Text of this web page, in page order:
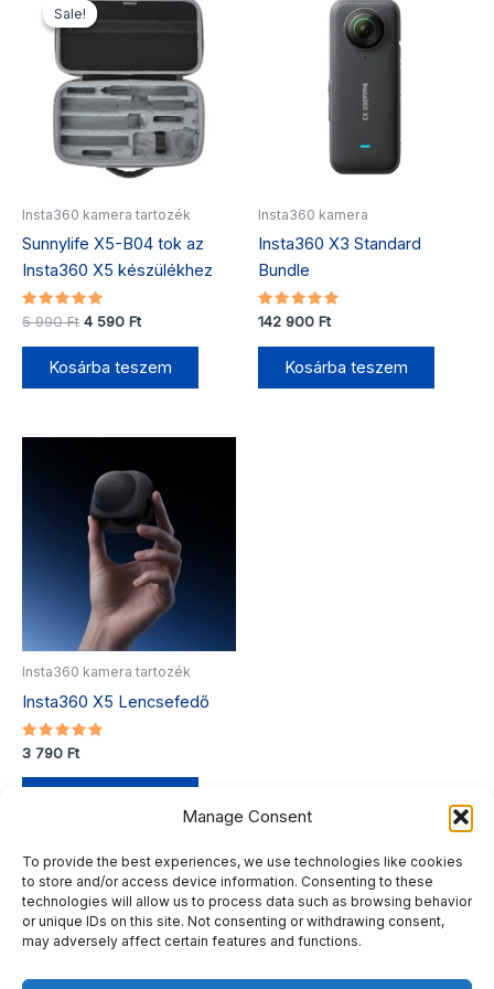
Manage Consent
To provide the best experiences, we use technologies like cookies
to store and/or access device information. Consenting to these
technologies will allow us to process data such as browsing behavior
or unique IDs on this site. Not consenting or withdrawing consent,
may adversely affect certain features and functions.
Sale!
Sale!
Insta360 kamera tartozék
Sunnylife X5-B04 tok az
Insta360 X5 készülékhez
Értékelés:
/ 5
5 990Ft
price
was:
4 590 Ft
price
is:
Kosárba teszem
Insta360 kamera
Insta360 X3 Standard
Bundle
Értékelés:
/ 5
142 900 Ft
Kosárba teszem
Insta360 kamera tartozék
Insta360 X5 Lencsefedő
Értékelés:
5.00
/ 5
3 790 Ft
Adatkezelési tájékoztató